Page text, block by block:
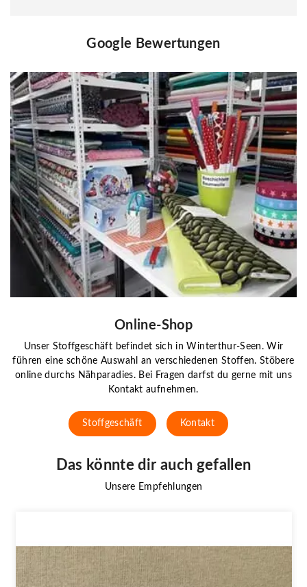
Google Bewertungen
Online-Shop
Unser Stoffgeschäft befindet sich in Winterthur-Seen. Wir
führen eine schöne Auswahl an verschiedenen Stoffen. Stöbere
online durchs Nähparadies. Bei Fragen darfst du gerne mit uns
Kontakt aufnehmen.
Stoffgeschäft Kontakt
Das könnte dir auch gefallen
Unsere Empfehlungen